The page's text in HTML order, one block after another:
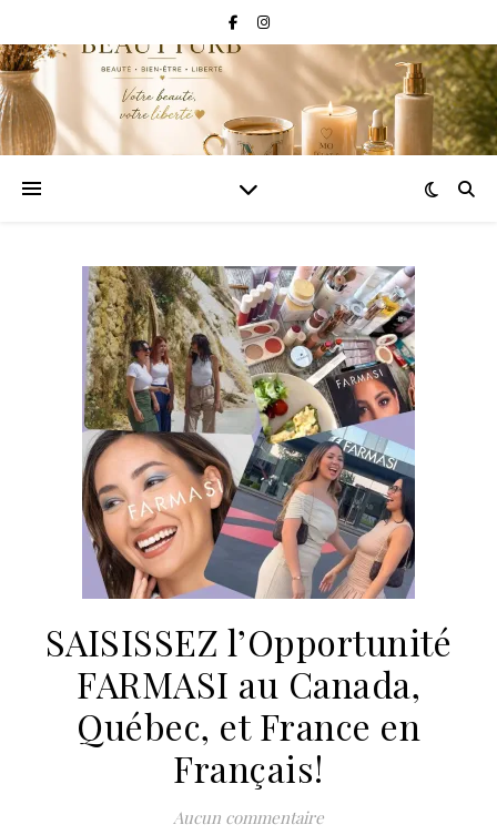
SAISISSEZ l’Opportunité
FARMASI au Canada,
Québec, et France en
Français!
Aucun commentaire